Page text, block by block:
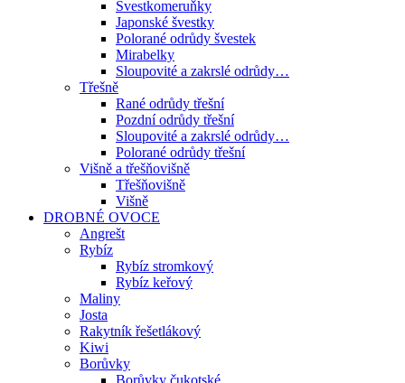
Švestkomeruňky
Japonské švestky
Polorané odrůdy švestek
Mirabelky
Sloupovité a zakrslé odrůdy…
Třešně
Rané odrůdy třešní
Pozdní odrůdy třešní
Sloupovité a zakrslé odrůdy…
Polorané odrůdy třešní
Višně a třešňovišně
Třešňovišně
Višně
DROBNÉ OVOCE
Angrešt
Rybíz
Rybíz stromkový
Rybíz keřový
Maliny
Josta
Rakytník řešetlákový
Kiwi
Borůvky
Borůvky čukotské